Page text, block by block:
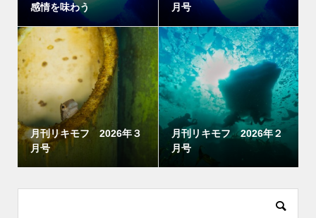
感情を味わう
月号
月刊リキモフ 2026年３
月号
月刊リキモフ 2026年２
月号